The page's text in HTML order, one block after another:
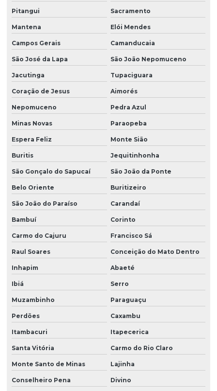
Pitangui Sacramento
Mantena Elói Mendes
Campos Gerais Camanducaia
São José da Lapa São João Nepomuceno
Jacutinga Tupaciguara
Coração de Jesus Aimorés
Nepomuceno Pedra Azul
Minas Novas Paraopeba
Espera Feliz Monte Sião
Buritis Jequitinhonha
São Gonçalo do Sapucaí São João da Ponte
Belo Oriente Buritizeiro
São João do Paraíso Carandaí
Bambuí Corinto
Carmo do Cajuru Francisco Sá
Raul Soares Conceição do Mato Dentro
Inhapim Abaeté
Ibiá Serro
Muzambinho Paraguaçu
Perdões Caxambu
Itambacuri Itapecerica
Santa Vitória Carmo do Rio Claro
Monte Santo de Minas Lajinha
Conselheiro Pena Divino